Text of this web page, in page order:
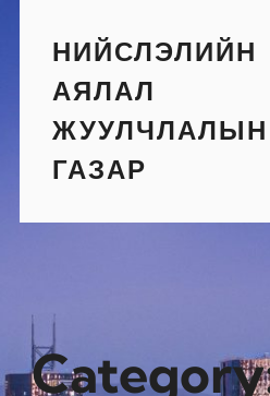
contentНИЙСЛЭЛИЙН
АЯЛАЛ
ЖУУЛЧЛАЛЫН
ГАЗАР